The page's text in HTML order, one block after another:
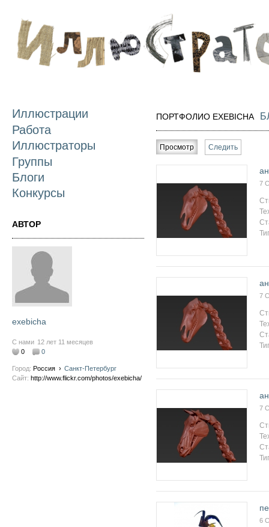
Иллюстрации
Работа
Иллюстраторы
Группы
Блоги
Конкурсы
АВТОР
exebicha
С нами 12 лет 11 месяцев
0
0
Город: Россия › Санкт-Петербург
Сайт: http://www.flickr.com/photos/exebicha/
ПОРТФОЛИО EXEBICHA
Главные вкладки
Просмотр (активная вкладка)
Следить
7
7
7
6